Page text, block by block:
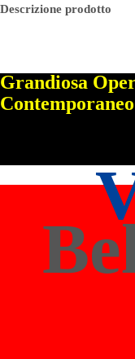
Descrizione prodotto
Grandiosa
Contemporaneo